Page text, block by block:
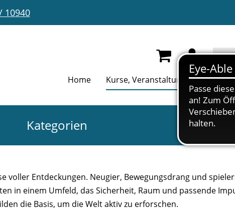
10940
Home Kurse, Veranstaltungen
Kategorien
voller Entdeckungen. Neugier, Bewegungsdrang und
in einem Umfeld, das Sicherheit, Raum und passende
die Basis, um die Welt aktiv zu erforschen.